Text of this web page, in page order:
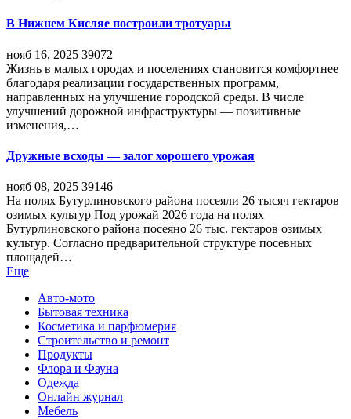
В Нижнем Кисляе построили тротуары
нояб 16, 2025 39072
Жизнь в малых городах и поселениях становится комфортнее
благодаря реализации государственных программ,
направленных на улучшение городской среды. В числе
улучшений дорожной инфраструктуры — позитивные
изменения,…
Дружные всходы — залог хорошего урожая
нояб 08, 2025 39146
На полях Бутурлиновского района посеяли 26 тысяч гектаров
озимых культур Под урожай 2026 года на полях
Бутурлиновского района посеяно 26 тыс. гектаров озимых
культур. Согласно предварительной структуре посевных
площадей…
Еще
Авто-мото
Бытовая техника
Косметика и парфюмерия
Строительство и ремонт
Продукты
Флора и Фауна
Одежда
Онлайн журнал
Мебель